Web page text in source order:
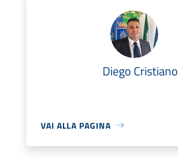
Diego Cristiano
VAI ALLA PAGINA